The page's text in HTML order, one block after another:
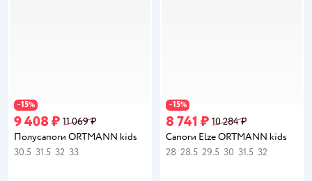
−15%
9 408 ₽ 11 069 ₽
Полусапоги ORTMANN kids
30.5 31.5 32 33
−15%
8 741 ₽ 10 284 ₽
Сапоги Elze ORTMANN kids
28 28.5 29.5 30 31.5 32